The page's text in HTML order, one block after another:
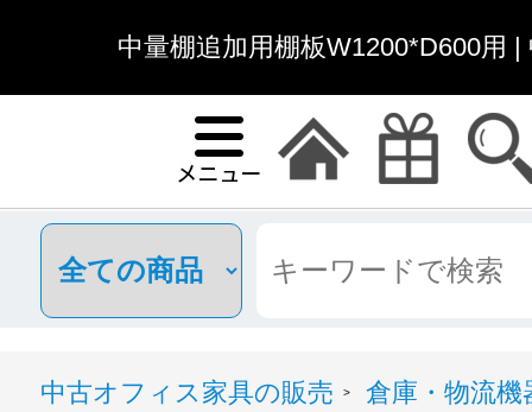
中量棚追加用棚板W1200*D600用
中古オフィス家具の販売 >
倉庫・物流機